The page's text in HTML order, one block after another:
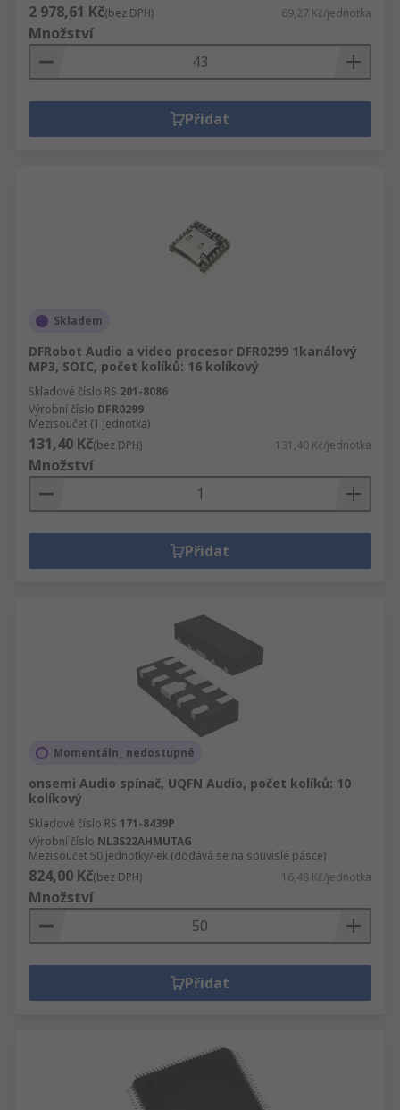
2 978,61 Kč(bez DPH) 69,27 Kč/jednotka
Množství
Přidat
Skladem
DFRobot Audio a video procesor DFR0299 1kanálový
MP3, SOIC, počet kolíků: 16 kolíkový
Skladové číslo RS 201-8086
Výrobní číslo DFR0299
Mezisoučet (1 jednotka)
131,40 Kč(bez DPH) 131,40 Kč/jednotka
Množství
Přidat
Momentáln_ nedostupné
onsemi Audio spínač, UQFN Audio, počet kolíků: 10
kolíkový
Skladové číslo RS 171-8439P
Výrobní číslo NL3S22AHMUTAG
Mezisoučet 50 jednotky/-ek (dodává se na souvislé pásce)
824,00 Kč(bez DPH) 16,48 Kč/jednotka
Množství
Přidat